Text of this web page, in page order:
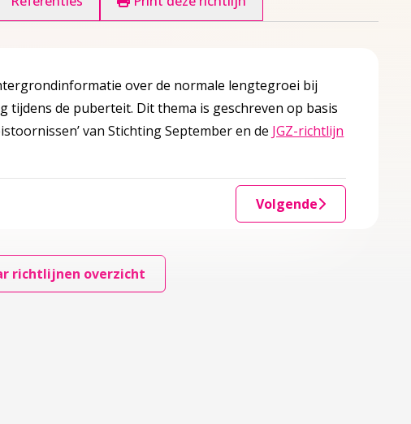
over de normale lengtegroei bij
de puberteit. Dit thema is geschreven op basis
van Stichting September en de JGZ-richtlijn
nieuw tabblad
Volgende
richtlijnen overzicht